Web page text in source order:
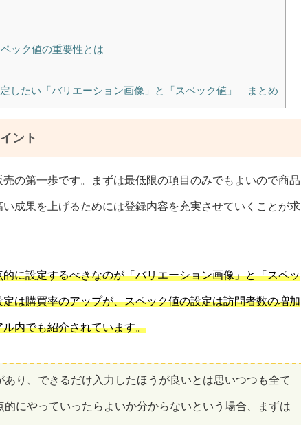
ック値の重要性とは
したい「バリエーション画像」と「スペック値」 まとめ
ント
の第一歩です。まずは最低限の項目のみでもよいので商品
成果を上げるためには登録内容を充実させていくことが求
に設定するべきなのが「バリエーション画像」と「スペッ
は購買率のアップが、スペック値の設定は訪問者数の増加
内でも紹介されています。
り、できるだけ入力したほうが良いとは思いつつも全て
にやっていったらよいか分からないという場合、まずは